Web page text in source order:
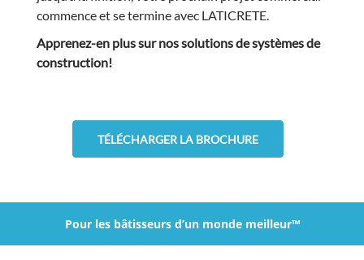
commence et se termine avec LATICRETE.
Apprenez-en plus sur nos solutions de systèmes de
construction!
TÉLÉCHARGER LA BROCHURE
Pour les bâtisseurs d’un monde meilleur™